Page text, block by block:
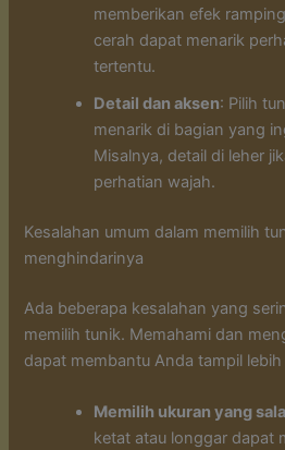
memberikan efek
cerah dapat menarik
tertentu.
Detail dan aksen: Pilih
menarik di bagian yang
Misalnya, detail di leher
perhatian wajah.
Kesalahan umum dalam memilih
menghindarinya
Ada beberapa kesalahan yang
memilih tunik. Memahami dan
dapat membantu Anda tampil lebih
Memilih ukuran yang
ketat atau longgar dapat